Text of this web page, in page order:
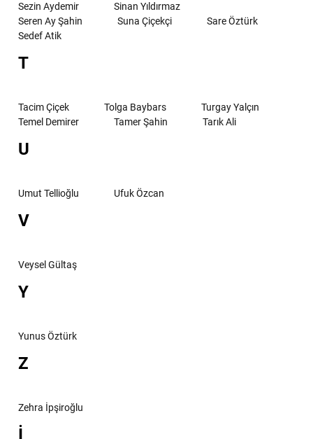
Sezin Aydemir
Sinan Yıldırmaz
Seren Ay Şahin
Suna Çiçekçi
Sare Öztürk
Sedef Atik
T
Tacim Çiçek Tolga Baybars
Turgay Yalçın
Temel Demirer
Tamer Şahin Tarık Ali
U
Umut Tellioğlu Ufuk Özcan
V
Veysel Gültaş
Y
Yunus Öztürk
Z
Zehra İpşiroğlu